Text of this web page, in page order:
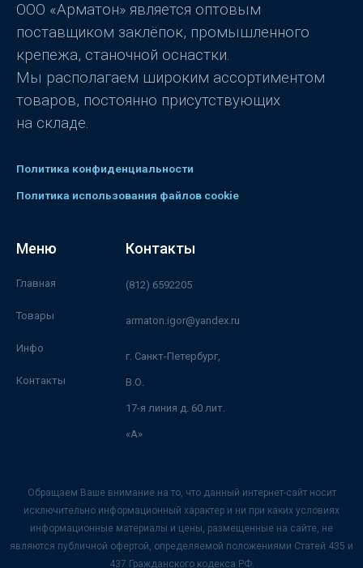
ООО «Арматон» является оптовым
поставщиком заклёпок, промышленного
крепежа, станочной оснастки.
Мы располагаем широким ассортиментом
товаров, постоянно присутствующих
на складе.
Политика конфиденциальности
Политика использования файлов cookie
Меню
Главная
Товары
Инфо
Контакты
Контакты
(812) 6592205
armaton.igor@yandex.ru
г. Санкт-Петербург,
В.О.
17-я линия д. 60 лит.
«А»
Обращаем Ваше внимание на то, что данный интернет-сайт носит
исключительно информационный характер и ни при каких условиях
информационные материалы и цены, размещенные на сайте, не
являются публичной офертой, определяемой положениями Статей 435 и
437 Гражданского кодекса РФ.